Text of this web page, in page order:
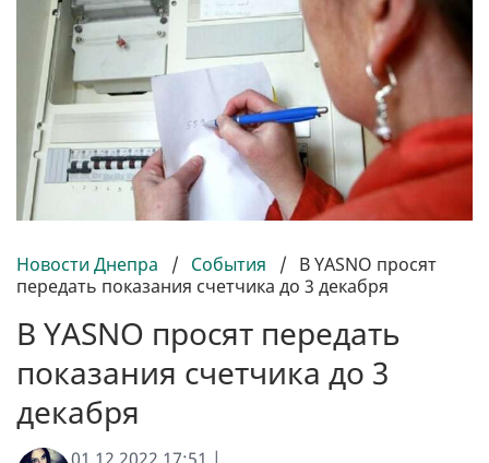
Новости Днепра / События / В YASNO просят
передать показания счетчика до 3 декабря
В YASNO просят передать
показания счетчика до 3
декабря